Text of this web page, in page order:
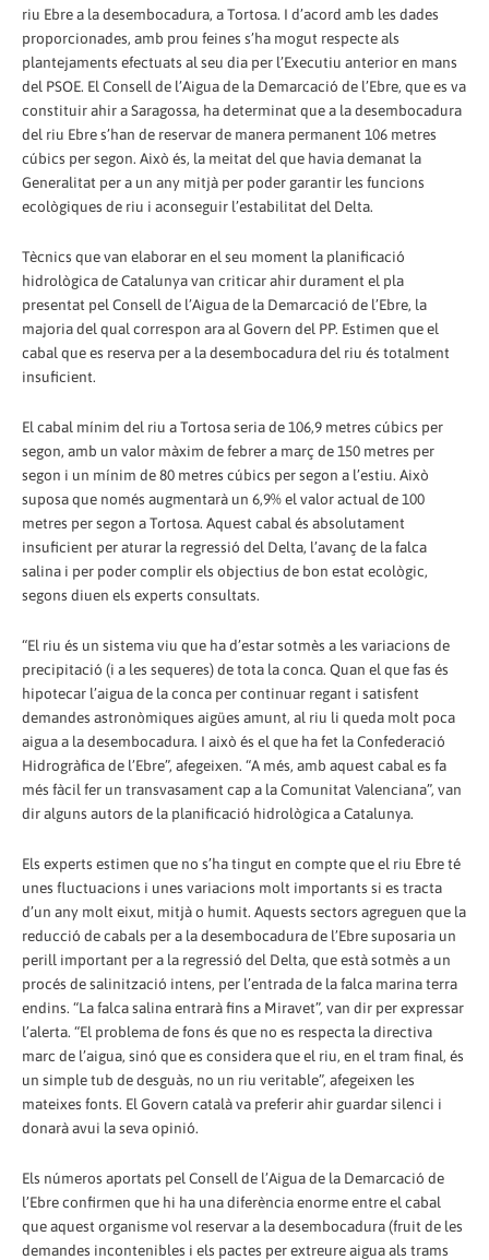
riu Ebre a la desembocadura, a Tortosa. I d’acord amb les dades
proporcionades, amb prou feines s’ha mogut respecte als
plantejaments efectuats al seu dia per l’Executiu anterior en mans
del PSOE. El Consell de l’Aigua de la Demarcació de l’Ebre, que es va
constituir ahir a Saragossa, ha determinat que a la desembocadura
del riu Ebre s’han de reservar de manera permanent 106 metres
cúbics per segon. Això és, la meitat del que havia demanat la
Generalitat per a un any mitjà per poder garantir les funcions
ecològiques de riu i aconseguir l’estabilitat del Delta.
Tècnics que van elaborar en el seu moment la planificació
hidrològica de Catalunya van criticar ahir durament el pla
presentat pel Consell de l’Aigua de la Demarcació de l’Ebre, la
majoria del qual correspon ara al Govern del PP. Estimen que el
cabal que es reserva per a la desembocadura del riu és totalment
insuficient.
El cabal mínim del riu a Tortosa seria de 106,9 metres cúbics per
segon, amb un valor màxim de febrer a març de 150 metres per
segon i un mínim de 80 metres cúbics per segon a l’estiu. Això
suposa que només augmentarà un 6,9% el valor actual de 100
metres per segon a Tortosa. Aquest cabal és absolutament
insuficient per aturar la regressió del Delta, l’avanç de la falca
salina i per poder complir els objectius de bon estat ecològic,
segons diuen els experts consultats.
“El riu és un sistema viu que ha d’estar sotmès a les variacions de
precipitació (i a les sequeres) de tota la conca. Quan el que fas és
hipotecar l’aigua de la conca per continuar regant i satisfent
demandes astronòmiques aigües amunt, al riu li queda molt poca
aigua a la desembocadura. I això és el que ha fet la Confederació
Hidrogràfica de l’Ebre”, afegeixen. “A més, amb aquest cabal es fa
més fàcil fer un transvasament cap a la Comunitat Valenciana”, van
dir alguns autors de la planificació hidrològica a Catalunya.
Els experts estimen que no s’ha tingut en compte que el riu Ebre té
unes fluctuacions i unes variacions molt importants si es tracta
d’un any molt eixut, mitjà o humit. Aquests sectors agreguen que la
reducció de cabals per a la desembocadura de l’Ebre suposaria un
perill important per a la regressió del Delta, que està sotmès a un
procés de salinització intens, per l’entrada de la falca marina terra
endins. “La falca salina entrarà fins a Miravet”, van dir per expressar
l’alerta. “El problema de fons és que no es respecta la directiva
marc de l’aigua, sinó que es considera que el riu, en el tram final, és
un simple tub de desguàs, no un riu veritable”, afegeixen les
mateixes fonts. El Govern català va preferir ahir guardar silenci i
donarà avui la seva opinió.
Els números aportats pel Consell de l’Aigua de la Demarcació de
l’Ebre confirmen que hi ha una diferència enorme entre el cabal
que aquest organisme vol reservar a la desembocadura (fruit de les
demandes incontenibles i els pactes per extreure aigua als trams